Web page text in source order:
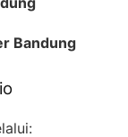
Bandung